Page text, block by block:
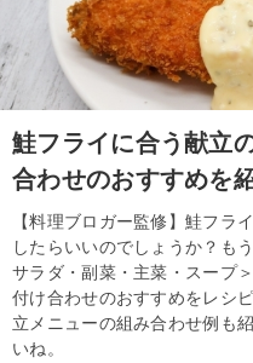
鮭フライに合う献立
合わせのおすすめを
【料理ブロガー監修】鮭フラ
したらいいのでしょうか？も
サラダ・副菜・主菜・スープ
付け合わせのおすすめをレシ
立メニューの組み合わせ例も
いね。